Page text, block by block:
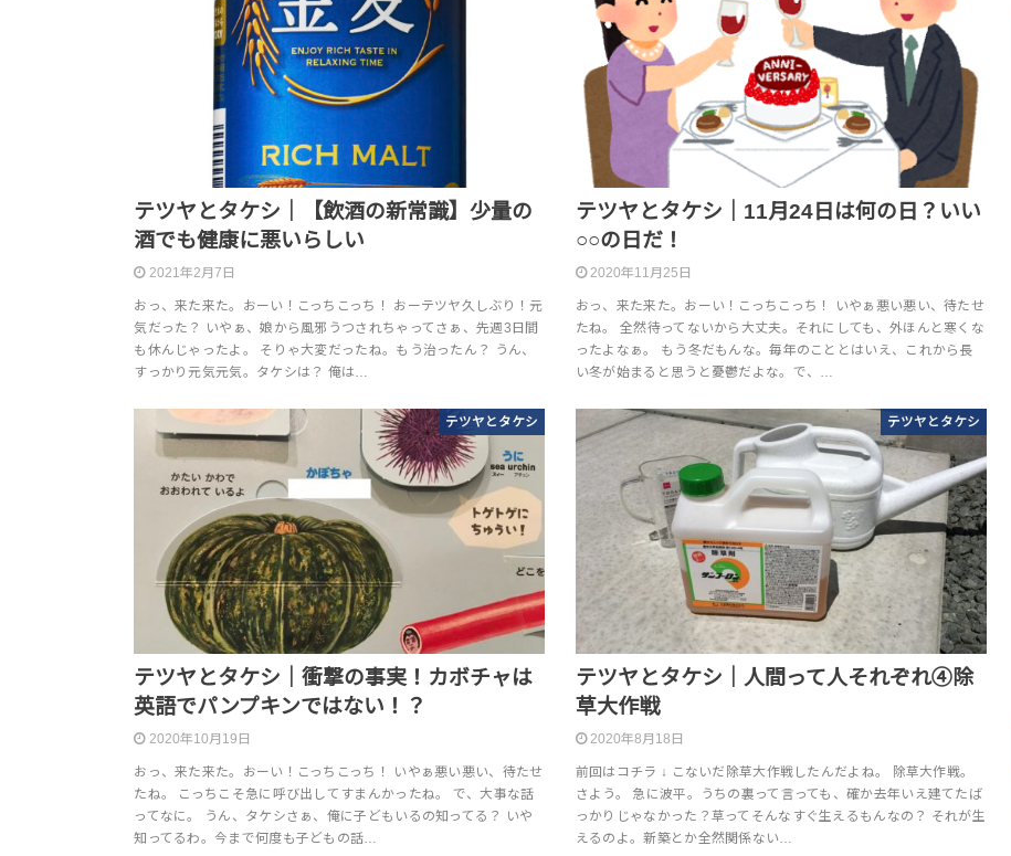
テツヤとタケシ｜【飲酒の新常識】少量の
酒でも健康に悪いらしい
2021年2月7日
おっ、来た来た。おーい！こっちこっち！ おーテツヤ久しぶり！元
気だった？ いやぁ、娘から風邪うつされちゃってさぁ、先週3日間
も休んじゃったよ。 そりゃ大変だったね。もう治ったん？ うん、
すっかり元気元気。タケシは？ 俺は…
テツヤとタケシ｜11月24日は何の日？いい
○○の日だ！
2020年11月25日
おっ、来た来た。おーい！こっちこっち！ いやぁ悪い悪い、待たせ
たね。 全然待ってないから大丈夫。それにしても、外ほんと寒くな
ったよなぁ。 もう冬だもんな。毎年のこととはいえ、これから長
い冬が始まると思うと憂鬱だよな。で、…
テツヤとタケシ
テツヤとタケシ｜衝撃の事実！カボチャは
英語でパンプキンではない！？
2020年10月19日
おっ、来た来た。おーい！こっちこっち！ いやぁ悪い悪い、待たせ
たね。 こっちこそ急に呼び出してすまんかったね。 で、大事な話
ってなに。 うん、タケシさぁ、俺に子どもいるの知ってる？ いや
知ってるわ。今まで何度も子どもの話…
テツヤとタケシ
テツヤとタケシ｜人間って人それぞれ④除
草大作戦
2020年8月18日
前回はコチラ ↓ こないだ除草大作戦したんだよね。 除草大作戦。
さよう。 急に波平。うちの裏って言っても、確か去年いえ建てたば
っかりじゃなかった？草ってそんなすぐ生えるもんなの？ それが生
えるのよ。新築とか全然関係ない…